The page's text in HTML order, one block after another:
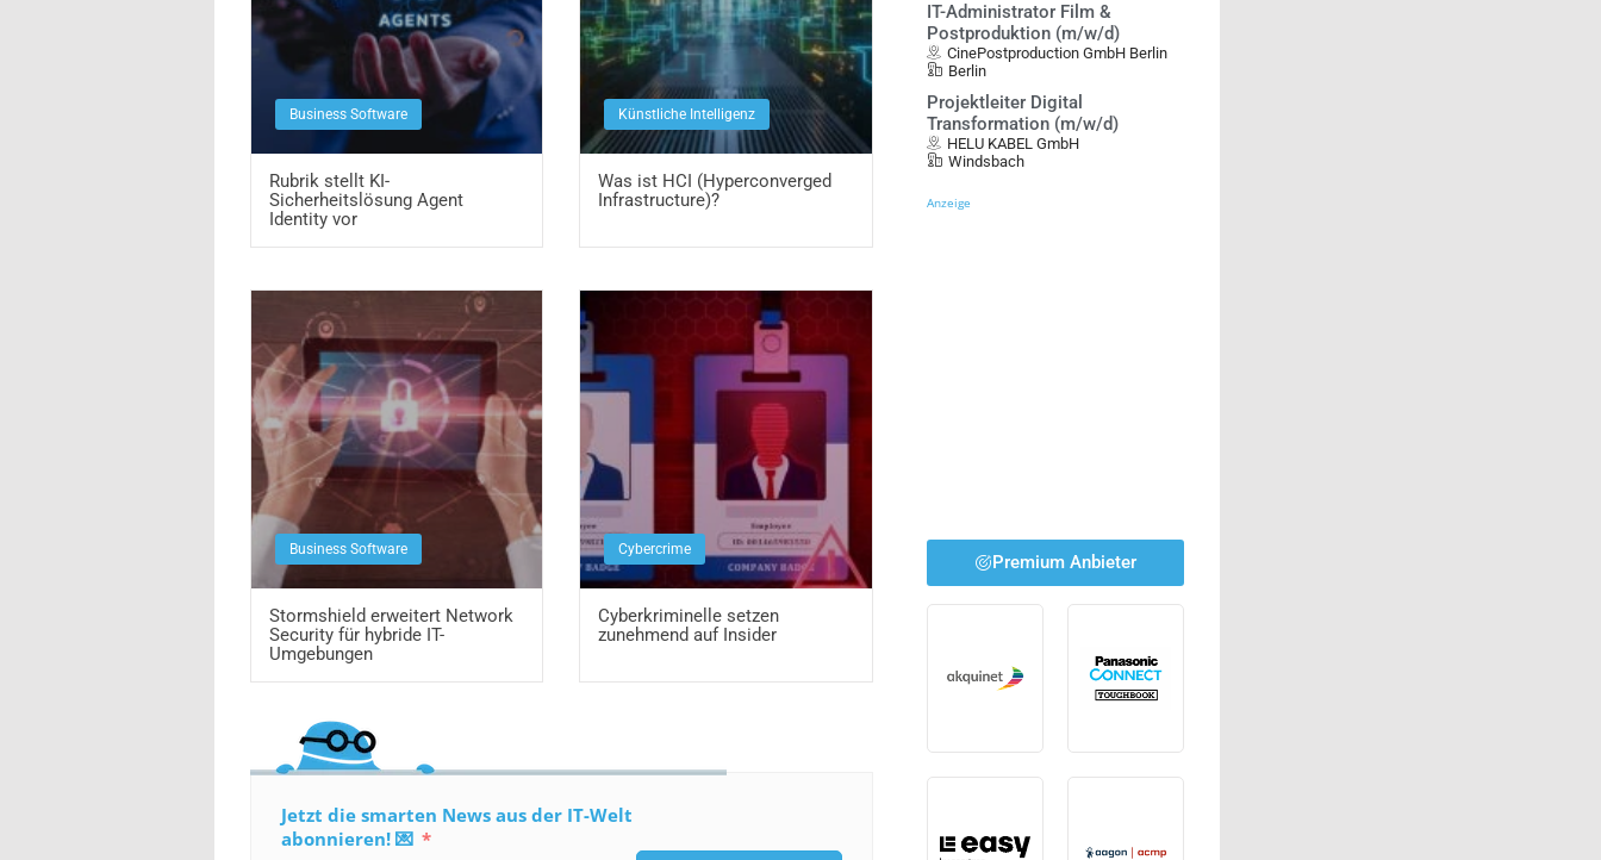
Business Software
Rubrik stellt KI-
Sicherheitslösung Agent
Identity vor
Künstliche Intelligenz
Was ist HCI (Hyperconverged
Infrastructure)?
Business Software
Stormshield erweitert Network
Security für hybride IT-
Umgebungen
Cybercrime
Cyberkriminelle setzen
zunehmend auf Insider
Jetzt die smarten News aus der IT-Welt
abonnieren! 💌
IT-Administrator Film &
Postproduktion (m/w/d)
CinePostproduction GmbH Berlin
Berlin
Projektleiter Digital
Transformation (m/w/d)
HELU KABEL GmbH
Windsbach
Anzeige
Premium Anbieter